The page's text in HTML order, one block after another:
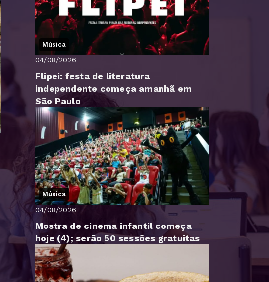
Música
04/08/2026
Flipei: festa de literatura
independente começa amanhã em
São Paulo
Música
04/08/2026
Mostra de cinema infantil começa
hoje (4); serão 50 sessões gratuitas